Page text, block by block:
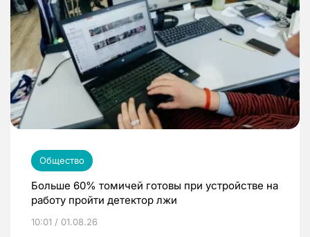
Общество
Больше 60% томичей готовы при устройстве на
работу пройти детектор лжи
10:01 / 01.08.26